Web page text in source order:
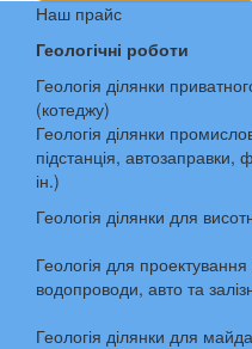
Наш прайс
Геологічні роботи
Геологія ділянки
(котеджу)
Геологія ділянки
підстанція, автозаправки,
ін.)
Геологія ділянки для
Геологія для
водопроводи, авто та
Геологія ділянки для